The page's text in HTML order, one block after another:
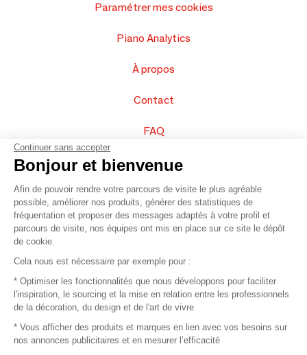
Paramétrer mes cookies
Piano Analytics
À propos
Contact
FAQ
Vendez vos produits
Plan du site
© 2016 –Organisation SAFI
Recrutement
Continuer sans accepter
Bonjour et bienvenue
Afin de pouvoir rendre votre parcours de visite le plus agréable
possible, améliorer nos produits, générer des statistiques de
fréquentation et proposer des messages adaptés à votre profil et
parcours de visite, nos équipes ont mis en place sur ce site le dépôt
de cookie.
Cela nous est nécessaire par exemple pour :
* Optimiser les fonctionnalités que nous développons pour faciliter
l'inspiration, le sourcing et la mise en relation entre les professionnels
de la décoration, du design et de l'art de vivre
* Vous afficher des produits et marques en lien avec vos besoins sur
nos annonces publicitaires et en mesurer l’efficacité